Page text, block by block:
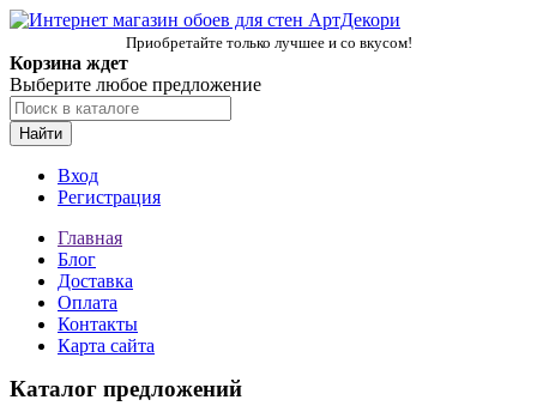
Приобретайте только лучшее и со вкусом!
Корзина ждет
Выберите любое предложение
Найти
Вход
Регистрация
Главная
Блог
Доставка
Оплата
Контакты
Карта сайта
Каталог предложений